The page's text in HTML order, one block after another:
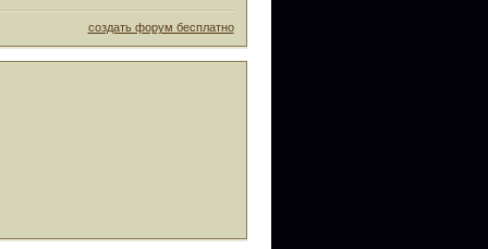
создать форум бесплатно